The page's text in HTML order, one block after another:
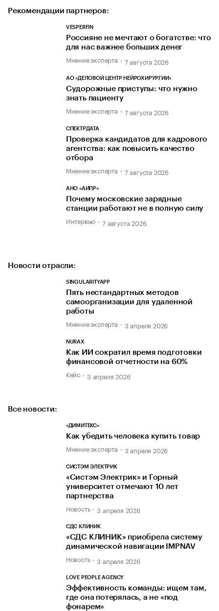
Рекомендации партнеров:
VESPERFIN
Россияне не мечтают о богатстве: что
для нас важнее больших денег
Мнение эксперта 7 августа 2026
АО «ДЕЛОВОЙ ЦЕНТР НЕЙРОХИРУРГИИ»
Судорожные приступы: что нужно
знать пациенту
Мнение эксперта 7 августа 2026
СПЕКТРДАТА
Проверка кандидатов для кадрового
агентства: как повысить качество
отбора
Мнение эксперта 7 августа 2026
АНО «АИПР»
Почему московские зарядные
станции работают не в полную силу
Интервью 7 августа 2026
Новости отрасли:
SINGULARITYAPP
Пять нестандартных методов
самоорганизации для удаленной
работы
Мнение эксперта 3 апреля 2026
NURAX
Как ИИ сократил время подготовки
финансовой отчетности на 60%
Кейс 3 апреля 2026
Все новости:
«ДИМИТЕКС»
Как убедить человека купить товар
Мнение эксперта 3 апреля 2026
СИСТЭМ ЭЛЕКТРИК
«Систэм Электрик» и Горный
университет отмечают 10 лет
партнерства
Новость 3 апреля 2026
СДС КЛИНИК
«СДС КЛИНИК» приобрела систему
динамической навигации IMPNAV
Новость 3 апреля 2026
LOVE PEOPLE AGENCY
Эффективность команды: ищем там,
где она потерялась, а не «под
фонарем»